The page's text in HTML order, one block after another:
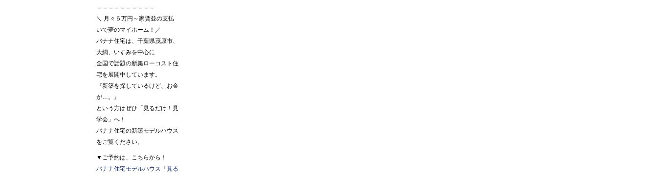
＝＝＝＝＝＝＝＝＝＝
＼ 月々５万円～家賃並の支払
いで夢のマイホーム！／
バナナ住宅は、千葉県茂原市、
大網、いすみを中心に
全国で話題の新築ローコスト住
宅を展開中しています。
『新築を探しているけど、お金
が…。』
という方はぜひ「見るだけ！見
学会」へ！
バナナ住宅の新築モデルハウス
をご覧ください。
▼ご予約は、こちらから！
バナナ住宅モデルハウス「見る